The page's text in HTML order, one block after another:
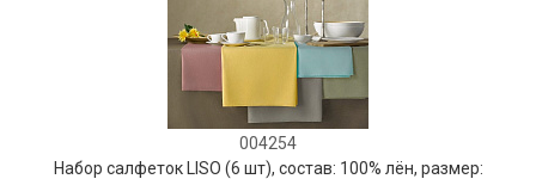
004254
Набор салфеток LISO (6 шт), состав: 100% лён, размер: